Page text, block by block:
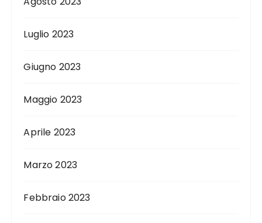
Luglio 2023
Giugno 2023
Maggio 2023
Aprile 2023
Marzo 2023
Febbraio 2023